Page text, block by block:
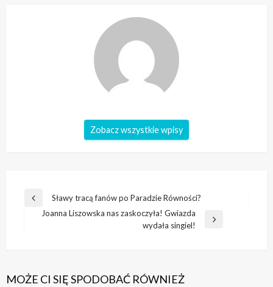
Zobacz wszystkie wpisy
Nawigacja
wpisu
Poprzedni
Sławy tracą fanów po Paradzie Równości?
Joanna Liszowska nas zaskoczyła! Gwiazda
wydała singiel!
MOŻE CI SIĘ SPODOBAĆ RÓWNIEŻ